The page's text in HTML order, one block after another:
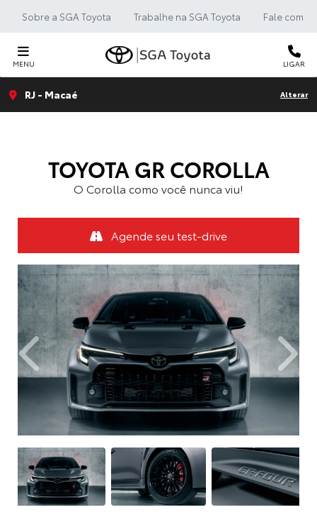
Sobre a SGA Toyota Trabalhe na SGA Toyota Fale com a
MENU LIGAR
RJ - Macaé Alterar
TOYOTAGR COROLLA
O Corolla como você nunca viu!
Agende seu test-drive
Anterior